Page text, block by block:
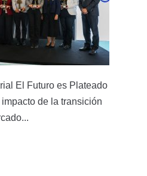
El Futuro es Plateado
de la transición